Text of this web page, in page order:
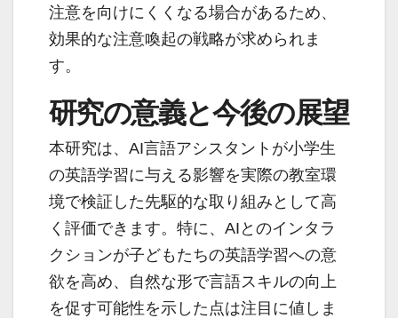
注意を向けにくくなる場合があるため、
効果的な注意喚起の戦略が求められま
す。
研究の意義と今後の展望
本研究は、AI言語アシスタントが小学生
の英語学習に与える影響を実際の教室環
境で検証した先駆的な取り組みとして高
く評価できます。特に、AIとのインタラ
クションが子どもたちの英語学習への意
欲を高め、自然な形で言語スキルの向上
を促す可能性を示した点は注目に値しま